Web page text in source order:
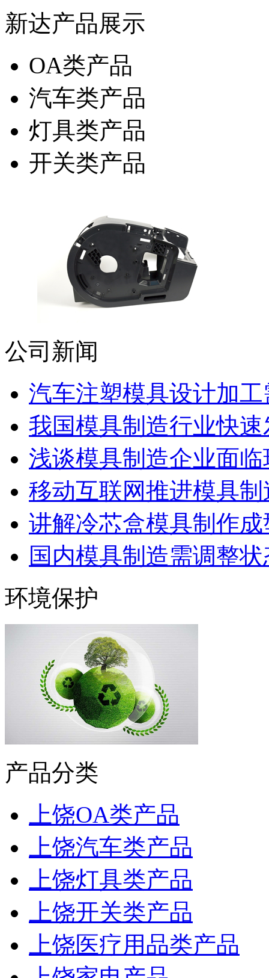
新达产品展示
OA类产品
汽车类产品
灯具类产品
开关类产品
公司新闻
汽车注塑模具设计加
我国模具制造行业快
浅谈模具制造企业面
移动互联网推进模具
讲解冷芯盒模具制作
国内模具制造需调整
环境保护
产品分类
上饶OA类产品
上饶汽车类产品
上饶灯具类产品
上饶开关类产品
上饶医疗用品类产品